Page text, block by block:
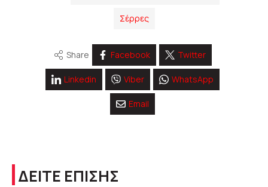
Σέρρες
Share Facebook Twitter
Linkedin Viber WhatsApp
Email
ΔΕΙΤΕ ΕΠΙΣΗΣ